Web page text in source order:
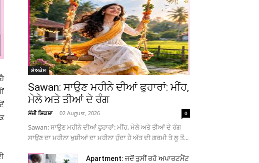
ਸ਼ੋਅਕੇਸ
Sawan: ਸਾਉਣ ਮਹੀਨੇ ਦੀਆਂ ਫੁਹਾਰਾਂ: ਮੀਂਹ,
ਮੇਲੇ ਅਤੇ ਤੀਆਂ ਦੇ ਰੰਗ
ਸੱਚੀ ਸ਼ਿਕਸ਼ਾ - 02 August, 2026 0
Sawan: ਸਾਉਣ ਮਹੀਨੇ ਦੀਆਂ ਫੁਹਾਰਾਂ: ਮੀਂਹ, ਮੇਲੇ ਅਤੇ ਤੀਆਂ ਦੇ ਰੰਗ
ਸਾਉਣ ਦਾ ਮਹੀਨਾ ਖੁਸ਼ੀਆਂ ਦਾ ਮਹੀਨਾ ਹੁੰਦਾ ਹੈ ਅੱਤ ਦੀ ਗਰਮੀ ਤੇ ਲੂ ਤੋਂ...
Apartment: ਜਦੋਂ ਤੁਸੀਂ ਰਹੋ ਅਪਾਰਟਮੈਂਟ